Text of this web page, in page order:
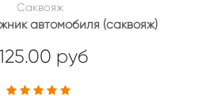
Саквояж
автомобиля (саквояж)
руб